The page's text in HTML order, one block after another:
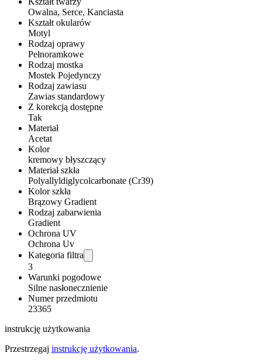
Owalna, Serce, Kanciasta
Kształt okularów
Motyl
Rodzaj oprawy
Pełnoramkowe
Rodzaj mostka
Mostek Pojedynczy
Rodzaj zawiasu
Zawias standardowy
Z korekcją dostępne
Tak
Materiał
Acetat
Kolor
kremowy błyszczący
Materiał szkła
Polyallyldiglycolcarbonate (Cr39)
Kolor szkła
Brązowy Gradient
Rodzaj zabarwienia
Gradient
Ochrona UV
Ochrona Uv
Kategoria filtra
3
Warunki pogodowe
Silne nasłonecznienie
Numer przedmiotu
23365
instrukcję użytkowania
Przestrzegaj instrukcję użytkowania.